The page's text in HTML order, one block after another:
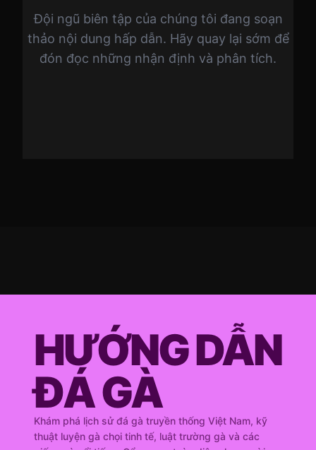
Đội ngũ biên tập của chúng tôi đang soạn
thảo nội dung hấp dẫn. Hãy quay lại sớm để
đón đọc những nhận định và phân tích.
HƯỚNG DẪN
ĐÁ GÀ
Khám phá lịch sử đá gà truyền thống Việt Nam, kỹ
thuật luyện gà chọi tinh tế, luật trường gà và các